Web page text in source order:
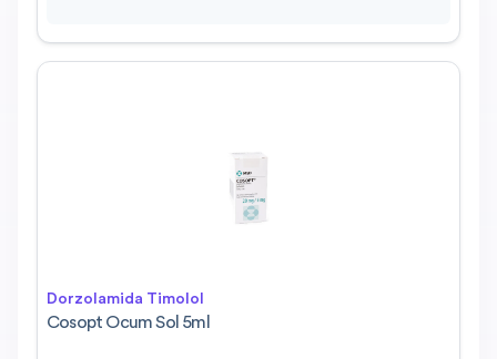
Dorzolamida Timolol
Cosopt Ocum Sol 5ml